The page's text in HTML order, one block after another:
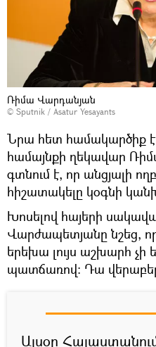
Ռիմա Վարդանյան
© Sputnik / Asatur Yesayants
Նրա հետ համակարծիք
համայնքի ղեկավար
գտնում է, որ անցյալի
հիշատակելը կօգնի
Խոսելով հայերի
Վարժապետյանը նշեց,
երեխա լույս աշխարհ չի
պատճառով։ Դա
Այսօր